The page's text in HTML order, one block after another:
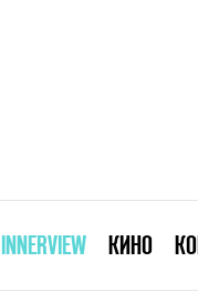
INNERVIEW КИНО